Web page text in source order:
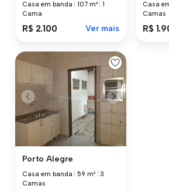
Casa em banda |107 m² |1
Cama
R$ 2.100 Ver mais
Casa
Camas
R$
Porto Alegre
Casa em banda |59 m² |3
Camas